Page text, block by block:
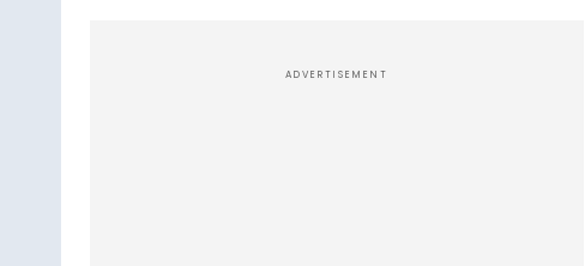
ADVERTISEMENT